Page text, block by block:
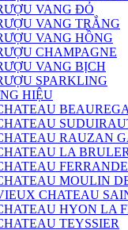
VANG ĐỎ
VANG TRẮNG
VANG HỒNG
CHAMPAGNE
VANG BỊCH
SPARKLING
HIỆU
RAUZAN
LA
FERRANDE
MOULIN
CHATEAU
HYON LA
TEYSSIER